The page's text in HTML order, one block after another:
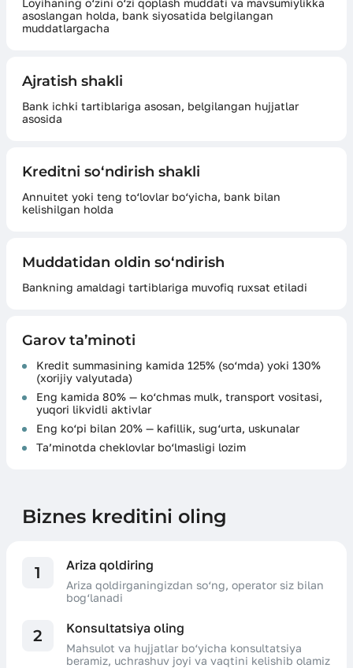
Loyihaning o‘zini o‘zi qoplash muddati va mavsumiylikka
asoslangan holda, bank siyosatida belgilangan
muddatlargacha
Ajratish shakli
Bank ichki tartiblariga asosan, belgilangan hujjatlar
asosida
Kreditni so‘ndirish shakli
Annuitet yoki teng to‘lovlar bo‘yicha, bank bilan
kelishilgan holda
Muddatidan oldin so‘ndirish
Bankning amaldagi tartiblariga muvofiq ruxsat etiladi
Garov ta’minoti
Kredit summasining kamida 125% (so‘mda) yoki 130%
(xorijiy valyutada)
Eng kamida 80% — ko‘chmas mulk, transport vositasi,
yuqori likvidli aktivlar
Eng ko‘pi bilan 20% — kafillik, sug‘urta, uskunalar
Ta’minotda cheklovlar bo‘lmasligi lozim
Biznes kreditini oling
1 Ariza qoldiring
Ariza qoldirganingizdan so‘ng, operator siz bilan
bog‘lanadi
2 Konsultatsiya oling
Mahsulot va hujjatlar bo‘yicha konsultatsiya
beramiz, uchrashuv joyi va vaqtini kelishib olamiz